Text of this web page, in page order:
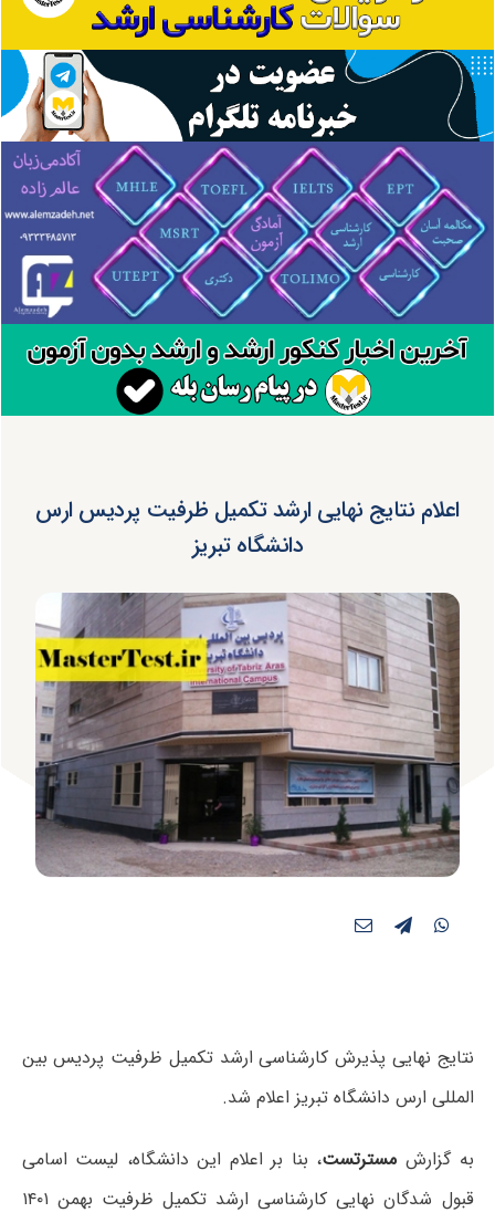
اعلام نتایج نهایی ارشد تکمیل ظرفیت پردیس ارس
دانشگاه تبریز
نتایج نهایی پذیرش کارشناسی ارشد تکمیل ظرفیت پردیس بین
المللی ارس دانشگاه تبریز اعلام شد.
به گزارش مسترتست، بنا بر اعلام این دانشگاه، لیست اسامی
قبول شدگان نهایی کارشناسی ارشد تکمیل ظرفیت بهمن ۱۴۰۱